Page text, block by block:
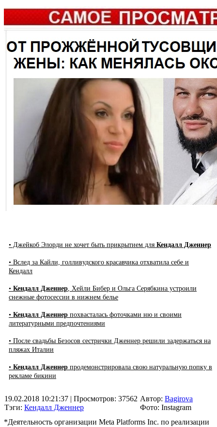
• Джейкоб Элорди не хочет быть прикрытием для Кендалл Дженнер
• Вслед за Кайли, голливудского красавчика отхватила себе и
Кендалл
• Кендалл Дженнер , Хейли Бибер и Ольга Серябкина устроили
снежные фотосессии в нижнем белье
• Кендалл Дженнер похвасталась фоточками ню и своими
литературными предпочтениями
• После свадьбы Безосов сестрички Дженнер решили задержаться на
пляжах Италии
• Кендалл Дженнер продемонстрировала свою натуральную попку в
рекламе бикини
19.02.2018 10:21:37 | Просмотров: 37562
Тэги: Кендалл Дженнер
Автор: Bagirova
Фото: Instagram
*Деятельность организации Meta Platforms Inc. по реализации